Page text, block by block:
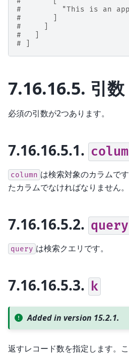
#         "This is an
#       ]
#     ]
#   ]
# ]
7.16.16.5. 引数
必須の引数が2つあります。
7.16.16.5.1.
column は検索対象のカラムで
たカラムでなければなりません。
7.16.16.5.2. query
query は検索クエリです。
7.16.16.5.3. k
Added in version 15.2.1.
返すレコード数を指定します。